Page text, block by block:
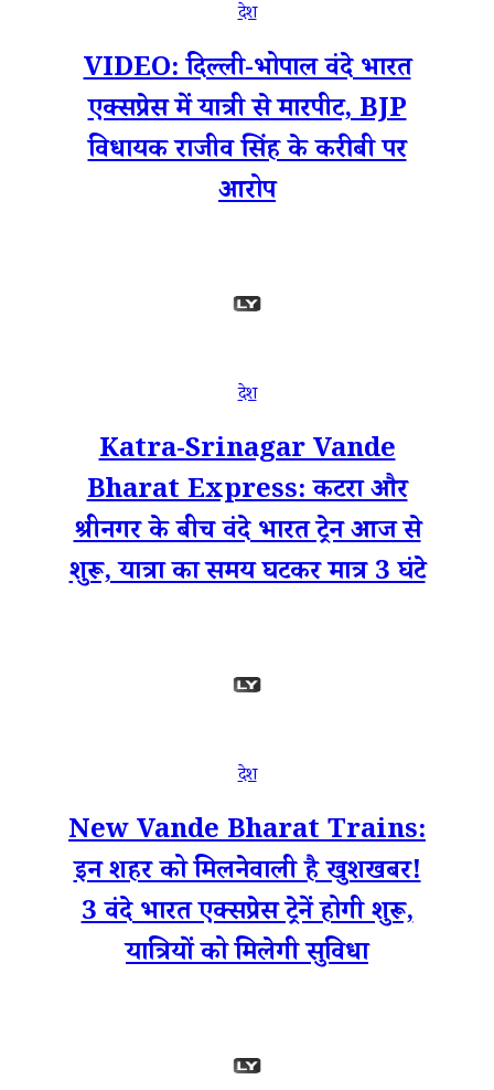
देश
VIDEO: दिल्ली-भोपाल वंदे भारत
एक्सप्रेस में यात्री से मारपीट, BJP
विधायक राजीव सिंह के करीबी पर
आरोप
देश
Katra-Srinagar Vande
Bharat Express: कटरा और
श्रीनगर के बीच वंदे भारत ट्रेन आज से
शुरू, यात्रा का समय घटकर मात्र 3 घंटे
देश
New Vande Bharat Trains:
इन शहर को मिलनेवाली है खुशखबर!
3 वंदे भारत एक्सप्रेस ट्रेनें होगी शुरू,
यात्रियों को मिलेगी सुविधा